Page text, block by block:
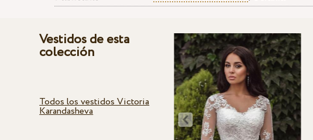
Vestidos de esta
colección
Todos los vestidos Victoria
Karandasheva